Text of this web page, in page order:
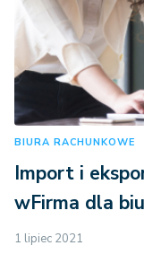
BIURA RACHUNKOWE
Import i
wFirma dla
1 lipiec 2021